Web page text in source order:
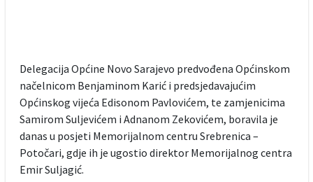
Delegacija Općine Novo Sarajevo predvođena Općinskom
načelnicom Benjaminom Karić i predsjedavajućim
Općinskog vijeća Edisonom Pavlovićem, te zamjenicima
Samirom Suljevićem i Adnanom Zekovićem, boravila je
danas u posjeti Memorijalnom centru Srebrenica –
Potočari, gdje ih je ugostio direktor Memorijalnog centra
Emir Suljagić.